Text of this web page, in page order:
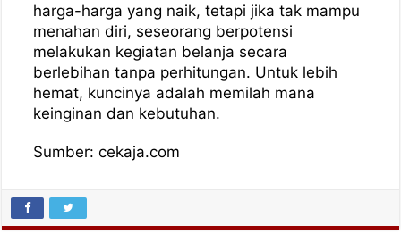
harga-harga yang naik, tetapi jika tak mampu
menahan diri, seseorang berpotensi
melakukan kegiatan belanja secara
berlebihan tanpa perhitungan. Untuk lebih
hemat, kuncinya adalah memilah mana
keinginan dan kebutuhan.
Sumber: cekaja.com